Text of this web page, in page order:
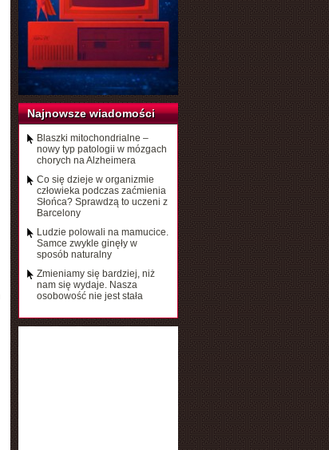
Najnowsze wiadomości
Blaszki mitochondrialne –
nowy typ patologii w mózgach
chorych na Alzheimera
Co się dzieje w organizmie
człowieka podczas zaćmienia
Słońca? Sprawdzą to uczeni z
Barcelony
Ludzie polowali na mamucice.
Samce zwykle ginęły w
sposób naturalny
Zmieniamy się bardziej, niż
nam się wydaje. Nasza
osobowość nie jest stała